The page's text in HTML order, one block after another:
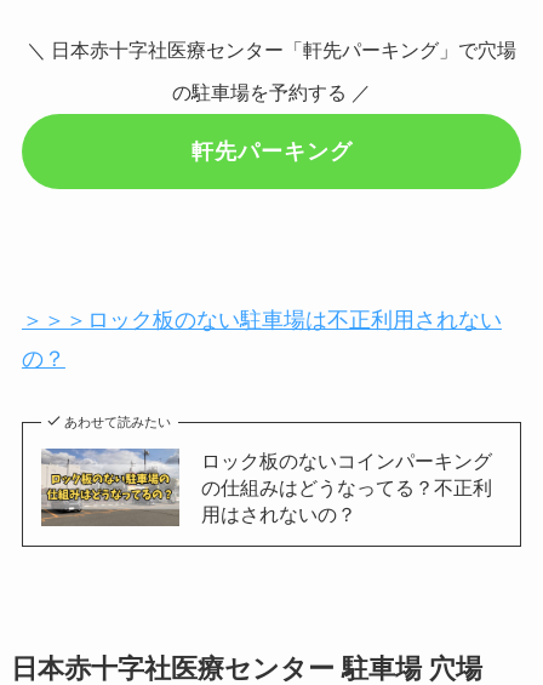
＼ 日本赤十字社医療センター「軒先パーキング」で穴場
の駐車場を予約する ／
軒先パーキング
＞＞＞ロック板のない駐車場は不正利用されない
の？
あわせて読みたい
ロック板のないコインパーキング
の仕組みはどうなってる？不正利
用はされないの？
日本赤十字社医療センター 駐車場 穴場